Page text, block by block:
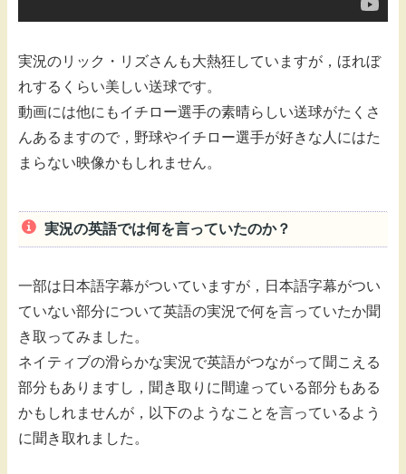
実況のリック・リズさんも大熱狂していますが，ほれぼ
れするくらい美しい送球です。
動画には他にもイチロー選手の素晴らしい送球がたくさ
んあるますので，野球やイチロー選手が好きな人にはた
まらない映像かもしれません。
実況の英語では何を言っていたのか？
一部は日本語字幕がついていますが，日本語字幕がつい
ていない部分について英語の実況で何を言っていたか聞
き取ってみました。
ネイティブの滑らかな実況で英語がつながって聞こえる
部分もありますし，聞き取りに間違っている部分もある
かもしれませんが，以下のようなことを言っているよう
に聞き取れました。